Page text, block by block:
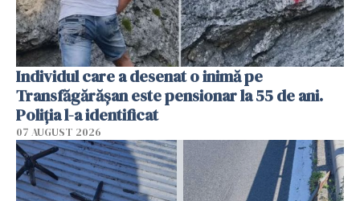
Individul care a desenat o inimă pe
Transfăgărășan este pensionar la 55 de ani.
Poliția l-a identificat
07 AUGUST 2026